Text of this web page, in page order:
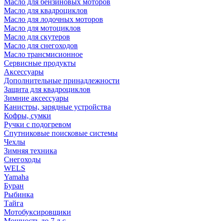
Масло для бензиновых моторов
Масло для квадроциклов
Масло для лодочных моторов
Масло для мотоциклов
Масло для скутеров
Масло для снегоходов
Масло трансмисионное
Сервисные продукты
Аксессуары
Дополнительные принадлежности
Защита для квадроциклов
Зимние аксессуары
Канистры, зарядные устройства
Кофры, сумки
Ручки с подогревом
Спутниковые поисковые системы
Чехлы
Зимняя техника
Снегоходы
WELS
Yamaha
Буран
Рыбинка
Тайга
Мотобуксировщики